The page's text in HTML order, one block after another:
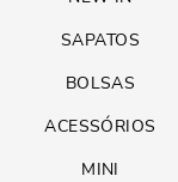
SAPATOS
BOLSAS
ACESSÓRIOS
MINI